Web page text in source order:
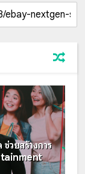
วยสร้างการ